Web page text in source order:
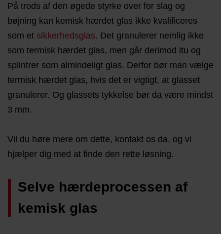
På trods af den øgede styrke over for slag og
bøjning kan kemisk hærdet glas ikke kvalificeres
som et sikkerhedsglas. Det granulerer nemlig ikke
som termisk hærdet glas, men går derimod itu og
splintrer som almindeligt glas. Derfor bør man vælge
termisk hærdet glas, hvis det er vigtigt, at glasset
granulerer. Og glassets tykkelse bør da være mindst
3 mm.
Vil du høre mere om dette, kontakt os da, og vi
hjælper dig med at finde den rette løsning.
Selve hærdeprocessen af
kemisk glas